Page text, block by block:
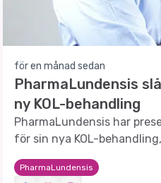
för en månad sedan
PharmaLundensis
ny KOL-behandling
PharmaLundensis har
för sin nya KOL-
betydande förbättringar
PharmaLundensis